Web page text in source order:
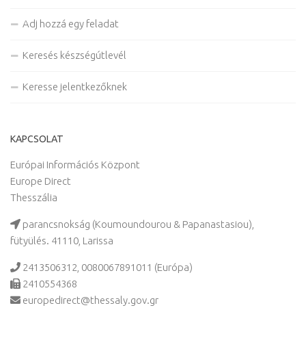
Adj hozzá egy feladat
Keresés készségútlevél
Keresse jelentkezőknek
KAPCSOLAT
Európai Információs Központ
Europe Direct
Thesszália
parancsnokság (Koumoundourou & Papanastasiou),
fütyülés. 41110, Larissa
2413506312, 0080067891011 (Európa)
2410554368
europedirect@thessaly.gov.gr